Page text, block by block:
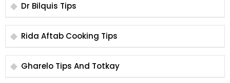
Dr Bilquis Tips
Rida Aftab Cooking Tips
Gharelo Tips And Totkay